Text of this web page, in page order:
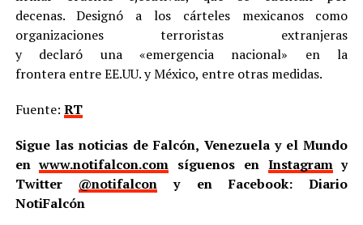
decenas. Designó a los cárteles mexicanos como
organizaciones terroristas extranjeras
y declaró una «emergencia nacional» en la
frontera entre EE.UU. y México, entre otras medidas.
Fuente: RT
Sigue las noticias de Falcón, Venezuela y el Mundo
enwww.notifalcon.com síguenos en Instagramy
Twitter @notifalcon y en Facebook: Diario
NotiFalcón